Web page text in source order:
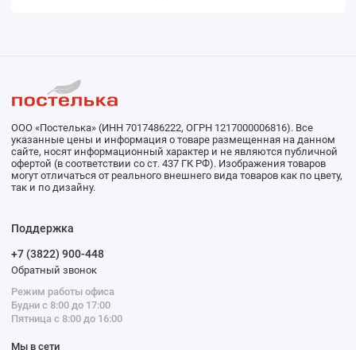
ООО «Постелька» (ИНН 7017486222, ОГРН 1217000006816). Все
указанные цены и информация о товаре размещенная на данном
сайте, носят информационный характер и не являются публичной
офертой (в соответствии со ст. 437 ГК РФ). Изображения товаров
могут отличаться от реального внешнего вида товаров как по цвету,
так и по дизайну.
Поддержка
+7 (3822) 900-448
Обратный звонок
Режим работы офиса
Будни с 8:00 до 17:00
Пятница с 8:00 до 16:00
Мы в сети